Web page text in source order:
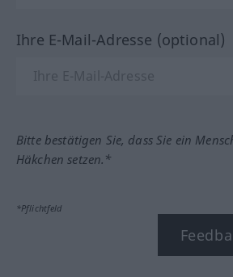
Ihre E-Mail-Adresse (optional)
Bitte bestätigen Sie, dass Sie ein
Häkchen setzen.*
*Pflichtfeld